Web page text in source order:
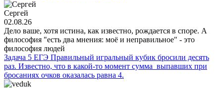
Сергей
02.08.26
Дело ваше, хотя истина, как известно, рождается в споре. А
философия "есть два мнения: моё и неправильное" - это
философия людей
Задача 5 ЕГЭ Правильный игральный кубик бросили десять
раз. Известно, что в какой-то момент сумма выпавших при
бросаниях очков оказалась равна 4.